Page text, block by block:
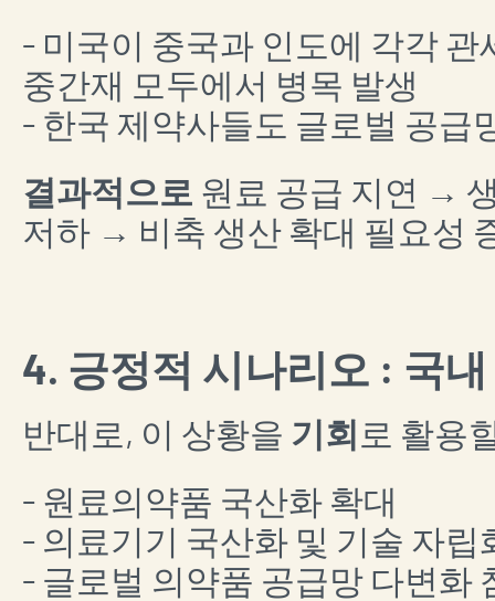
- 미국이 중국과 인도에 각각
중간재 모두에서 병목 발생
- 한국 제약사들도 글로벌 공급
결과적으로 원료 공급 지연 →
저하 → 비축 생산 확대 필요성
4. 긍정적 시나리오 : 국
반대로, 이 상황을 기회 로 활용
- 원료의약품 국산화 확대
- 의료기기 국산화 및 기술 자립
- 글로벌 의약품 공급망 다변화